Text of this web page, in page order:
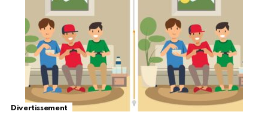
Divertissement